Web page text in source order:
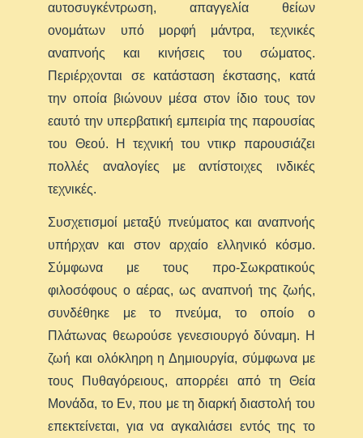
αυτοσυγκέντρωση, απαγγελία θείων
ονομάτων υπό μορφή μάντρα, τεχνικές
αναπνοής και κινήσεις του σώματος.
Περιέρχονται σε κατάσταση έκστασης, κατά
την οποία βιώνουν μέσα στον ίδιο τους τον
εαυτό την υπερβατική εμπειρία της παρουσίας
του Θεού. Η τεχνική του ντικρ παρουσιάζει
πολλές αναλογίες με αντίστοιχες ινδικές
τεχνικές.
Συσχετισμοί μεταξύ πνεύματος και αναπνοής
υπήρχαν και στον αρχαίο ελληνικό κόσμο.
Σύμφωνα με τους προ-Σωκρατικούς
φιλοσόφους ο αέρας, ως αναπνοή της ζωής,
συνδέθηκε με το πνεύμα, το οποίο ο
Πλάτωνας θεωρούσε γενεσιουργό δύναμη. Η
ζωή και ολόκληρη η Δημιουργία, σύμφωνα με
τους Πυθαγόρειους, απορρέει από τη Θεία
Μονάδα, το Εν, που με τη διαρκή διαστολή του
επεκτείνεται, για να αγκαλιάσει εντός της το